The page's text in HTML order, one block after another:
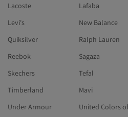
Lacoste
Lafaba
Levi's
New Balance
Quiksilver
Ralph Lauren
Reebok
Sagaza
Skechers
Tefal
Timberland
Mavi
Under Armour